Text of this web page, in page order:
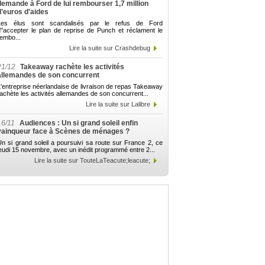
à Ford de lui rembourser 1,7 million
d'aides
élus sont scandalisés par le refus de Ford
le plan de reprise de Punch et réclament le
Lire la suite sur Crashdebug
12 Takeaway rachète les activités
de son concurrent
néerlandaise de livraison de repas Takeaway
les activités allemandes de son concurrent...
Lire la suite sur Lalibre
11
Audiences : Un si grand soleil enfin
face à Scènes de ménages ?
si grand soleil a poursuivi sa route sur France 2, ce
15 novembre, avec un inédit programmé entre 2...
Lire la suite sur TouteLaTeacute;leacute;